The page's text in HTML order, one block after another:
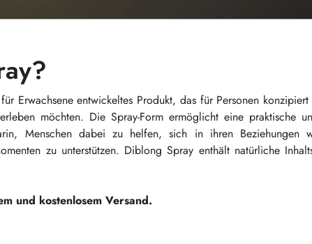
Erwachsene entwickeltes Produkt, das für Personen
möchten. Die Spray-Form ermöglicht eine praktische
Menschen dabei zu helfen, sich in ihren Beziehungen
zu unterstützen. Diblong Spray enthält natürliche
und kostenlosem Versand.